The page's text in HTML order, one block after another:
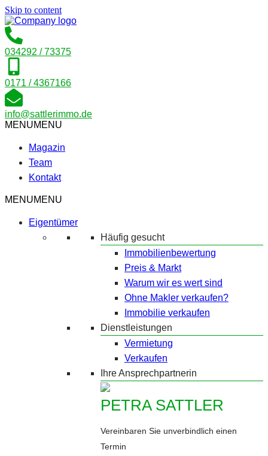
Skip to content
034292 / 73375
0171 / 4367166
info@sattlerimmo.de
MENUMENU
Magazin
Team
Kontakt
MENUMENU
Eigentümer
Häufig gesucht
Immobilienbewertung
Preis & Markt
Warum wir es wert sind
Ohne Makler verkaufen?
Immobilie verkaufen
Dienstleistungen
Vermietung
Verkaufen
Ihre Ansprechpartnerin
PETRA SATTLER
Vereinbaren Sie unverbindlich einen
Termin